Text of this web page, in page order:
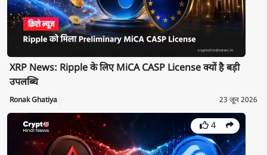
XRP News: Ripple के लिए MiCA CASP License क्यों है बड़ी
उपलब्धि
Ronak Ghatiya 23 जून 2026
4